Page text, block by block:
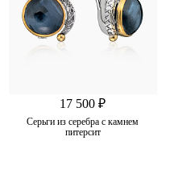
17 500 ₽
Серьги из серебра с камнем
питерсит